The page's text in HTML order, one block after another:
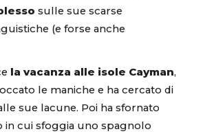
sulle sue scarse
(e forse anche
la vacanza alle isole Cayman,
le maniche e ha cercato di
sue lacune. Poi ha sfornato
in cui sfoggia uno spagnolo